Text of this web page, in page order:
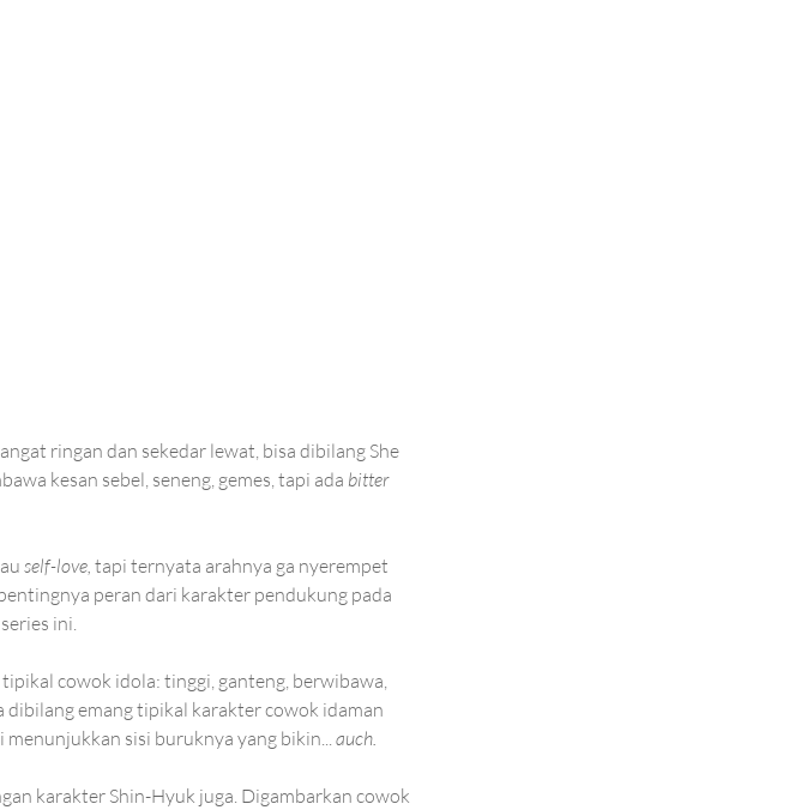
ringan dan sekedar lewat, bisa dibilang She
kesan sebel, seneng, gemes, tapi ada bitter
self-love, tapi ternyata arahnya ga nyerempet
peran dari karakter pendukung pada
ini.
cowok idola: tinggi, ganteng, berwibawa,
dibilang emang tipikal karakter cowok idaman
sisi buruknya yang bikin... auch.
karakter Shin-Hyuk juga. Digambarkan cowok